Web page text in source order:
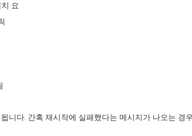
요
니다. 간혹 재시작에 실패했다는 메시지가 나오는 경